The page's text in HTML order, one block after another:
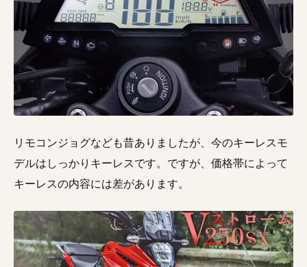
リモコンジョグなども昔ありましたが、今のキーレスモ
デルはしっかりキーレスです。ですが、価格帯によって
キーレスの内容には差があります。